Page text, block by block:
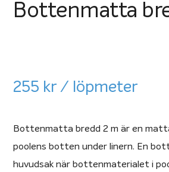
Bottenmatta
255 kr / löpmeter
Bottenmatta bredd 2 m är en
poolens botten under linern. En
huvudsak när bottenmaterialet i